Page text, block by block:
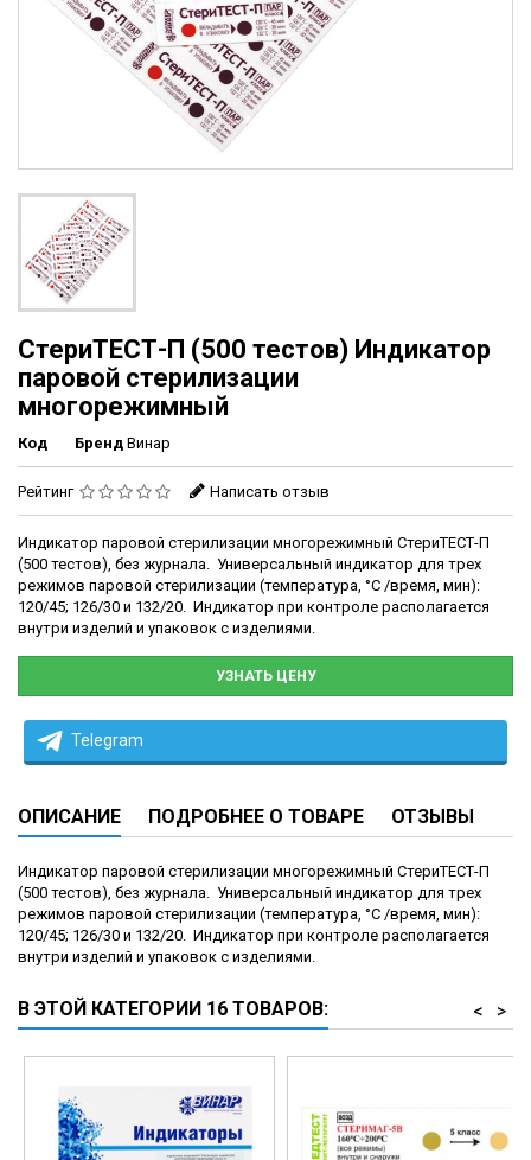
СтериТЕСТ-П (500 тестов) Индикатор
паровой стерилизации
многорежимный
Код Бренд Винар
Рейтинг Написать отзыв
Индикатор паровой стерилизации многорежимный СтериТЕСТ-П
(500 тестов), без журнала. Универсальный индикатор для трех
режимов паровой стерилизации (температура, °С /время, мин):
120/45; 126/30 и 132/20. Индикатор при контроле располагается
внутри изделий и упаковок с изделиями.
УЗНАТЬ ЦЕНУ
Telegram
ОПИСАНИЕ ПОДРОБНЕЕ О ТОВАРЕ ОТЗЫВЫ
Индикатор паровой стерилизации многорежимный СтериТЕСТ-П
(500 тестов), без журнала. Универсальный индикатор для трех
режимов паровой стерилизации (температура, °С /время, мин):
120/45; 126/30 и 132/20. Индикатор при контроле располагается
внутри изделий и упаковок с изделиями.
В ЭТОЙ КАТЕГОРИИ 16 ТОВАРОВ: >
<